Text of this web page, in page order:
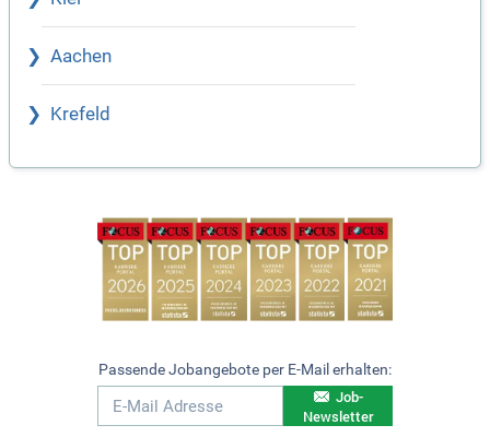
Aachen
Krefeld
Passende Jobangebote per E-Mail erhalten:
Job-
Newsletter